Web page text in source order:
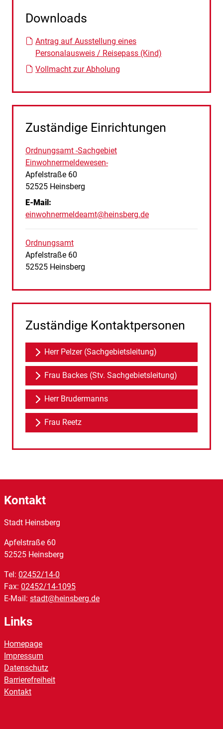
Downloads
Antrag auf Ausstellung eines
Personalausweis / Reisepass (Kind)
Vollmacht zur Abholung
Zuständige Einrichtungen
Ordnungsamt -Sachgebiet
Einwohnermeldewesen-
Straße:
Apfelstraße Hausnummer:
60
PLZ:
52525 Ort:
Heinsberg
E-Mail:
einwohnermeldeamt@heinsberg.de
Ordnungsamt
Straße:
Apfelstraße Hausnummer:
60
PLZ:
52525 Ort:
Heinsberg
Zuständige Kontaktpersonen
Herr Pelzer (Sachgebietsleitung)
Frau Backes (Stv. Sachgebietsleitung)
Herr Brudermanns
Frau Reetz
Kontakt
Stadt Heinsberg
Apfelstraße 60
52525 Heinsberg
Tel: 02452/14-0
Fax: 02452/14-1095
E-Mail: stadt@heinsberg.de
Links
Homepage
Impressum
Datenschutz
Barrierefreiheit
Kontakt